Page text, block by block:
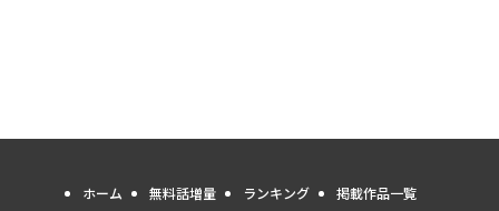
ホーム 無料話増量 ランキング 掲載作品一覧